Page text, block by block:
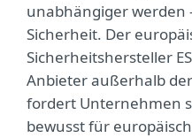
unabhängiger werden
Sicherheit. Der
Sicherheitshersteller
Anbieter außerhalb
fordert Unternehmen
bewusst für